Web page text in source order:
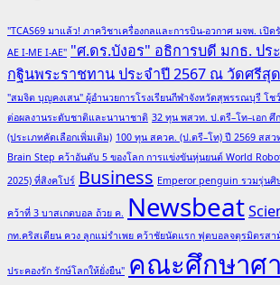
"TCAS69 มาแล้ว! ภาควิชาเครื่องกลและการบิน-อวกาศ มจพ. เปิ
AE I-ME I-AE" "ศ.ดร.บังอร" อธิการบดี มกธ. ปร
กฐินพระราชทาน ประจำปี 2567 ณ วัดศรีสุ
"สมจิต บุญคงเสน" ผู้อำนวยการโรงเรียนกีฬาจังหวัดสุพรรณบุรี โ
ต่อผลงานระดับชาติและนานาชาติ 32 ทุน พสวท. ป.ตรี–โท–เอก ศึ
(ประเภทคัดเลือกเพิ่มเติม) 100 ทุน สควค. (ป.ตรี–โท) ปี 2569 สสว
Brain Step คว้าอันดับ 5 ของโลก การแข่งขันหุ่นยนต์ World
2025) ที่สิงคโปร์ Business Emperor penguin รวมรุ่น
คว้าที่ 3 บาสเกตบอล ถ้วย ค. Newsbeat
กท.คริสเตียน ควง ลูกแม่รำเพย คว้าชัยนัดแรก ฟุตบอลจตุรมิตรส
ประคองรัก รักษ์โลกให้ยั่งยืน" คณะศึกษาศ